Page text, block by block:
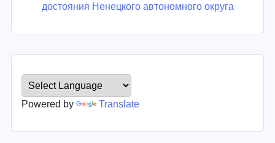
достояния Ненецкого автономного округа
Powered by Translate